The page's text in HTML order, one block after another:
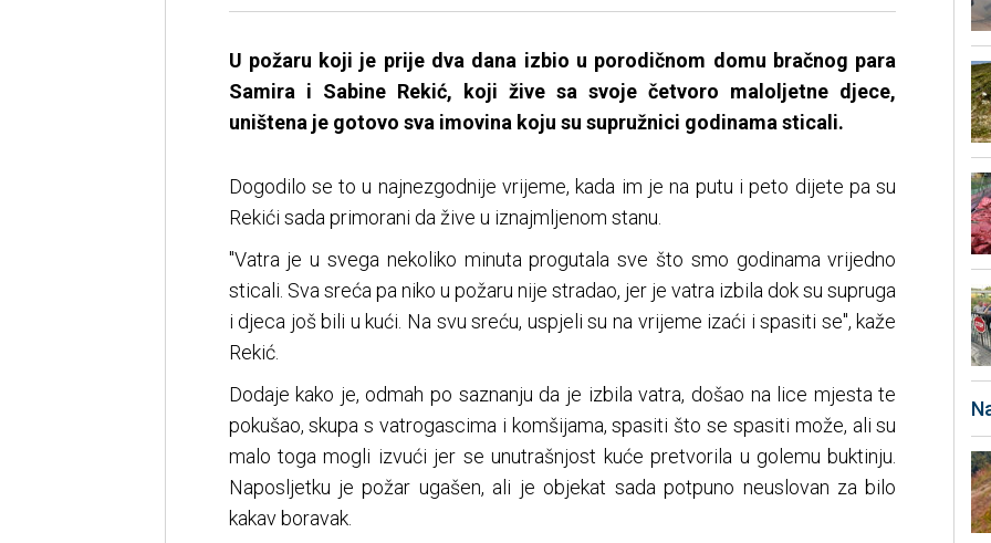
U požaru koji je prije dva dana izbio u porodičnom domu bračnog para
Samira i Sabine Rekić, koji žive sa svoje četvoro maloljetne djece,
uništena je gotovo sva imovina koju su supružnici godinama sticali.
Dogodilo se to u najnezgodnije vrijeme, kada im je na putu i peto dijete pa su
Rekići sada primorani da žive u iznajmljenom stanu.
"Vatra je u svega nekoliko minuta progutala sve što smo godinama vrijedno
sticali. Sva sreća pa niko u požaru nije stradao, jer je vatra izbila dok su supruga
i djeca još bili u kući. Na svu sreću, uspjeli su na vrijeme izaći i spasiti se", kaže
Rekić.
Dodaje kako je, odmah po saznanju da je izbila vatra, došao na lice mjesta te
pokušao, skupa s vatrogascima i komšijama, spasiti što se spasiti može, ali su
malo toga mogli izvući jer se unutrašnjost kuće pretvorila u golemu buktinju.
Naposljetku je požar ugašen, ali je objekat sada potpuno neuslovan za bilo
kakav boravak.